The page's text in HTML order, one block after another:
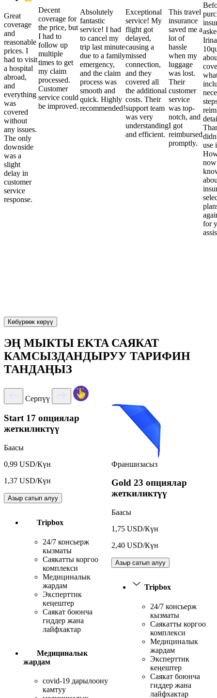
Great
coverage
and
reasonable
prices. I
had to visit
a hospital
abroad,
and
everything
was
covered
without
any issues.
The only
downside
was a
slight
delay in
customer
service
response.
Decent
coverage for
the price, but
I had to
follow up
multiple
times to get
my claim
processed.
Customer
service could
be improved.
Absolutely
fantastic
service! I had
to cancel my
trip last minute
due to a family
emergency,
and the claim
process was
smooth and
quick. Highly
recommended!
Exceptional
service! My
flight got
delayed,
causing a
missed
connection,
and they
covered all
the additional
costs. Their
support team
was very
understanding
and efficient.
This travel
insurance
saved me a
lot of
hassle
when my
luggage
was lost.
Their
customer
service
was top-
notch, and
I got
reimbursed
promptly.
use
for
Көбүрөөк көрүү
ЭҢ МЫКТЫ EKTA САЯКАТ
КАМСЫЗДАНДЫРУУ ТАРИФИН
ТАНДАҢЫЗ
Серпүү
Start 17 опциялар
жеткиликтүү
Баасы
0,99 USD/Күн
1,37 USD/Күн
Азыр сатып алуу
Tripbox
24/7 консьерж
кызматы
Саякатты коргоо
комплекси
Медициналык
жардам
Эксперттик
кеңештер
Саякат боюнча
гиддер жана
лайфхактар
Медициналык
жардам
covid-19 дарылоону
камтуу
Франшизасыз
Gold 23 опциялар
жеткиликтүү
Баасы
1,75 USD/Күн
2,40 USD/Күн
Азыр сатып алуу
Tripbox
24/7 консьерж
кызматы
Саякатты коргоо
комплекси
Медициналык
жардам
Эксперттик
кеңештер
Саякат боюнча
гиддер жана
лайфхактар